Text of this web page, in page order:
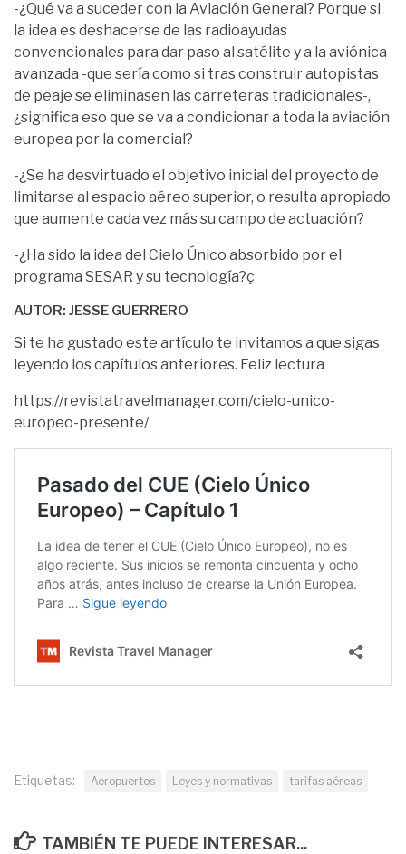
-¿Qué va a suceder con la Aviación General? Porque si
la idea es deshacerse de las radioayudas
convencionales para dar paso al satélite y a la aviónica
avanzada -que sería como si tras construir autopistas
de peaje se eliminasen las carreteras tradicionales-,
¿significa eso que se va a condicionar a toda la aviación
europea por la comercial?
-¿Se ha desvirtuado el objetivo inicial del proyecto de
limitarse al espacio aéreo superior, o resulta apropiado
que aumente cada vez más su campo de actuación?
-¿Ha sido la idea del Cielo Único absorbido por el
programa SESAR y su tecnología?ç
AUTOR: JESSE GUERRERO
Si te ha gustado este artículo te invitamos a que sigas
leyendo los capítulos anteriores. Feliz lectura
https://revistatravelmanager.com/cielo-unico-
europeo-presente/
Etiquetas: Aeropuertos Leyes y normativas tarifas aéreas
TAMBIÉN TE PUEDE INTERESAR...